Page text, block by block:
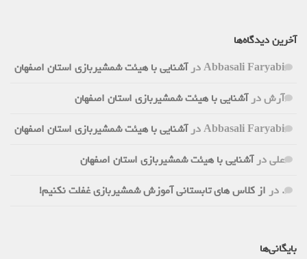
آخرین دیدگاه‌ها
Abbasali Faryabiدرآشنایی با هیئت شمشیربازی استان اصفهان
آرشدرآشنایی با هیئت شمشیربازی استان اصفهان
Abbasali Faryabiدرآشنایی با هیئت شمشیربازی استان اصفهان
علیدرآشنایی با هیئت شمشیربازی استان اصفهان
.دراز کلاس های تابستانی آموزش شمشیربازی غفلت نکنیم!
بایگانی‌ها